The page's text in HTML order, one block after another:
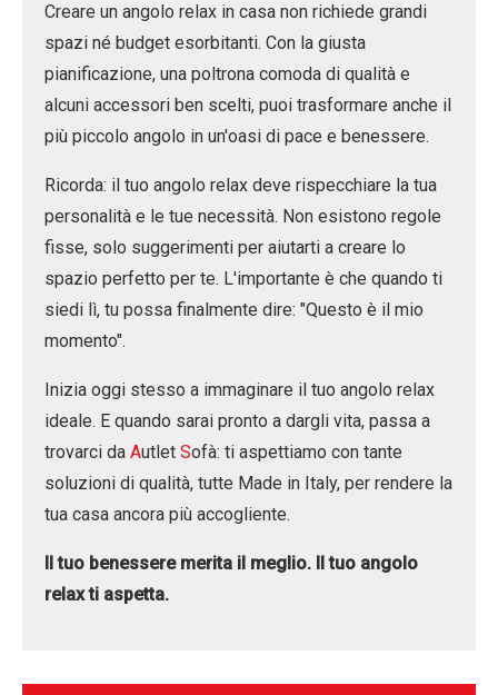
Creare un angolo relax in casa non richiede grandi
spazi né budget esorbitanti. Con la giusta
pianificazione, una poltrona comoda di qualità e
alcuni accessori ben scelti, puoi trasformare anche il
più piccolo angolo in un'oasi di pace e benessere.
Ricorda: il tuo angolo relax deve rispecchiare la tua
personalità e le tue necessità. Non esistono regole
fisse, solo suggerimenti per aiutarti a creare lo
spazio perfetto per te. L'importante è che quando ti
siedi lì, tu possa finalmente dire: "Questo è il mio
momento".
Inizia oggi stesso a immaginare il tuo angolo relax
ideale. E quando sarai pronto a dargli vita, passa a
trovarci da Autlet Sofà: ti aspettiamo con tante
soluzioni di qualità, tutte Made in Italy, per rendere la
tua casa ancora più accogliente.
Il tuo benessere merita il meglio. Il tuo angolo
relax ti aspetta.